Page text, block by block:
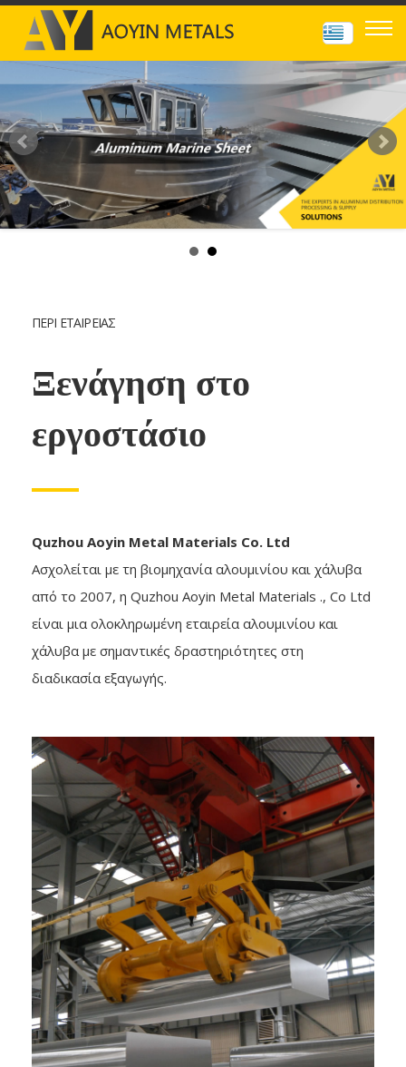
ΠΕΡΙ ΕΤΑΙΡΕΙΑΣ
Ξενάγηση στο
εργοστάσιο
Quzhou Aoyin Metal Materials Co. Ltd
Ασχολείται με τη βιομηχανία αλουμινίου και χάλυβα
από το 2007, η Quzhou Aoyin Metal Materials ., Co Ltd
είναι μια ολοκληρωμένη εταιρεία αλουμινίου και
χάλυβα με σημαντικές δραστηριότητες στη
διαδικασία εξαγωγής.